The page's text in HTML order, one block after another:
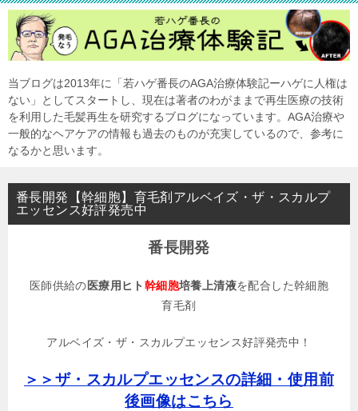
当ブログは2013年に「若ハゲ番長のAGA治療体験記ーハゲに人権は
ない」としてスタートし、現在は著者のわがままで再生医療の技術
を利用した毛髪再生を研究するブログになっています。AGA治療や
一般的なヘアケアの情報も過去のものが充実しているので、参考に
なるかと思います。
番長開発【幹細胞】育毛剤アルベイズ・ザ・スカルプ
エッセンス好評発売中
番長開発
医師供給の医療用ヒト 幹細胞培養上清液を配合した幹細胞
育毛剤
アルベイズ・ザ・スカルプエッセンス好評発売中！
＞＞ザ・スカルプエッセンスの詳細・使用前
後画像はこちら